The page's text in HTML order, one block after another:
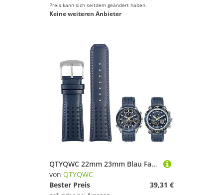
Preis kann sich seitdem geändert haben.
Keine weiteren Anbieter
QTYQWC 22mm 23mm Blau Farbe Echtes Leder Armband Armband Herren Armband Für Citizen AT8020-54L/JY8078 mit klapp Schnalle Armband
von QTYQWC
Bester Preis
39,31 €